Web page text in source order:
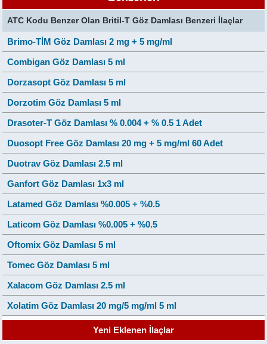
ATC Kodu Benzer Olan Britil-T Göz Damlası Benzeri İlaçlar
Brimo-TİM Göz Damlası 2 mg + 5 mg/ml
Combigan Göz Damlası 5 ml
Dorzasopt Göz Damlası 5 ml
Dorzotim Göz Damlası 5 ml
Drasoter-T Göz Damlası % 0.004 + % 0.5 1 Adet
Duosopt Free Göz Damlası 20 mg + 5 mg/ml 60 Adet
Duotrav Göz Damlası 2.5 ml
Ganfort Göz Damlası 1x3 ml
Latamed Göz Damlası %0.005 + %0.5
Laticom Göz Damlası %0.005 + %0.5
Oftomix Göz Damlası 5 ml
Tomec Göz Damlası 5 ml
Xalacom Göz Damlası 2.5 ml
Xolatim Göz Damlası 20 mg/5 mg/ml 5 ml
Yeni Eklenen İlaçlar